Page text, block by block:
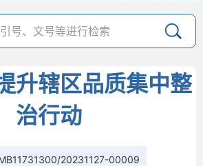
升辖区品质集中整
治行动
20231127-00009